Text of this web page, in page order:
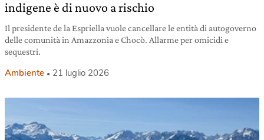
indigene è di nuovo a rischio
Il presidente de la Espriella vuole cancellare le entità di autogoverno
delle comunità in Amazzonia e Chocò. Allarme per omicidi e
sequestri.
Ambiente 21 luglio 2026